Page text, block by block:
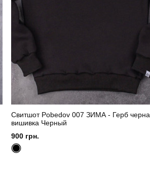
Свитшот Pobedov 007 ЗИМА - Герб черна
вишивка Черный
900 грн.